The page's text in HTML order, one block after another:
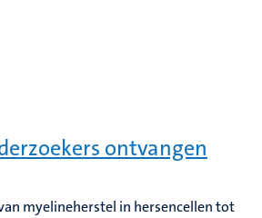
ontvangen
myelineherstel in hersencellen tot